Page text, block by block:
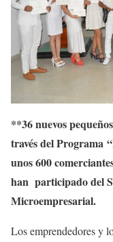
**36 nuevos
través del Programa
unos 600
han participado del
Microempresarial.
Los emprendedores y